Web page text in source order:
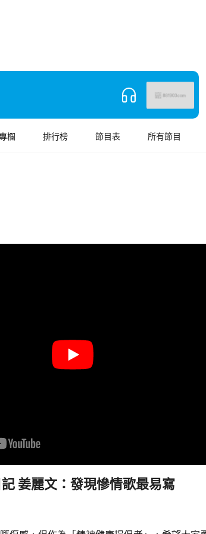
欄 排行榜 節目表 所有節目
姜麗文：發現慘情歌最易寫